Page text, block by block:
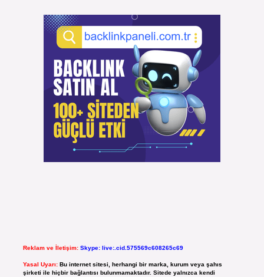
Reklam ve İletişim: Skype: live:.cid.575569c608265c69
Yasal Uyarı: Bu internet sitesi, herhangi bir marka, kurum veya şahıs
şirketi ile hiçbir bağlantısı bulunmamaktadır. Sitede yalnızca kendi